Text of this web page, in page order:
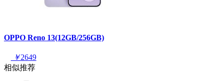
OPPO Reno 13(12GB/256GB)
￥2649
相似推荐